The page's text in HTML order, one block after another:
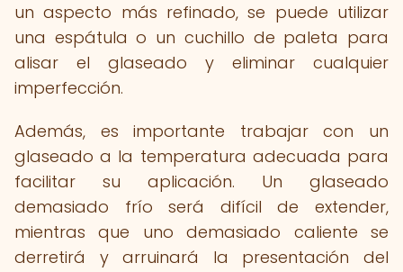
un aspecto más refinado, se puede utilizar
una espátula o un cuchillo de paleta para
alisar el glaseado y eliminar cualquier
imperfección.
Además, es importante trabajar con un
glaseado a la temperatura adecuada para
facilitar su aplicación. Un glaseado
demasiado frío será difícil de extender,
mientras que uno demasiado caliente se
derretirá y arruinará la presentación del